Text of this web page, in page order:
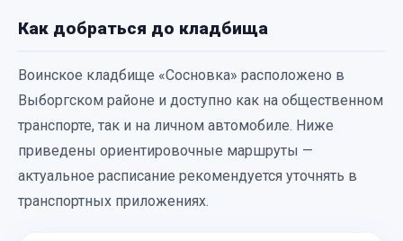
Как добраться до кладбища
Воинское кладбище «Сосновка» расположено в
Выборгском районе и доступно как на общественном
транспорте, так и на личном автомобиле. Ниже
приведены ориентировочные маршруты —
актуальное расписание рекомендуется уточнять в
транспортных приложениях.